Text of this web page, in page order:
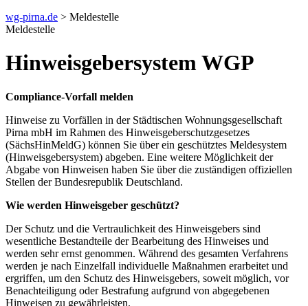
wg-pirna.de > Meldestelle
Meldestelle
Hinweisgebersystem WGP
Compliance-Vorfall melden
Hinweise zu Vorfällen in der Städtischen Wohnungsgesellschaft
Pirna mbH im Rahmen des Hinweisgeberschutzgesetzes
(SächsHinMeldG) können Sie über ein geschütztes Meldesystem
(Hinweisgebersystem) abgeben. Eine weitere Möglichkeit der
Abgabe von Hinweisen haben Sie über die zuständigen offiziellen
Stellen der Bundesrepublik Deutschland.
Wie werden Hinweisgeber geschützt?
Der Schutz und die Vertraulichkeit des Hinweisgebers sind
wesentliche Bestandteile der Bearbeitung des Hinweises und
werden sehr ernst genommen. Während des gesamten Verfahrens
werden je nach Einzelfall individuelle Maßnahmen erarbeitet und
ergriffen, um den Schutz des Hinweisgebers, soweit möglich, vor
Benachteiligung oder Bestrafung aufgrund von abgegebenen
Hinweisen zu gewährleisten.